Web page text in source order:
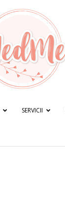
SERVICII